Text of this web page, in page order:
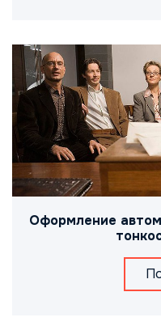
Оформление